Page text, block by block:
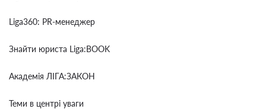
Liga360: PR-менеджер
Знайти юриста Liga:BOOK
Академія ЛІГА:ЗАКОН
Теми в центрі уваги